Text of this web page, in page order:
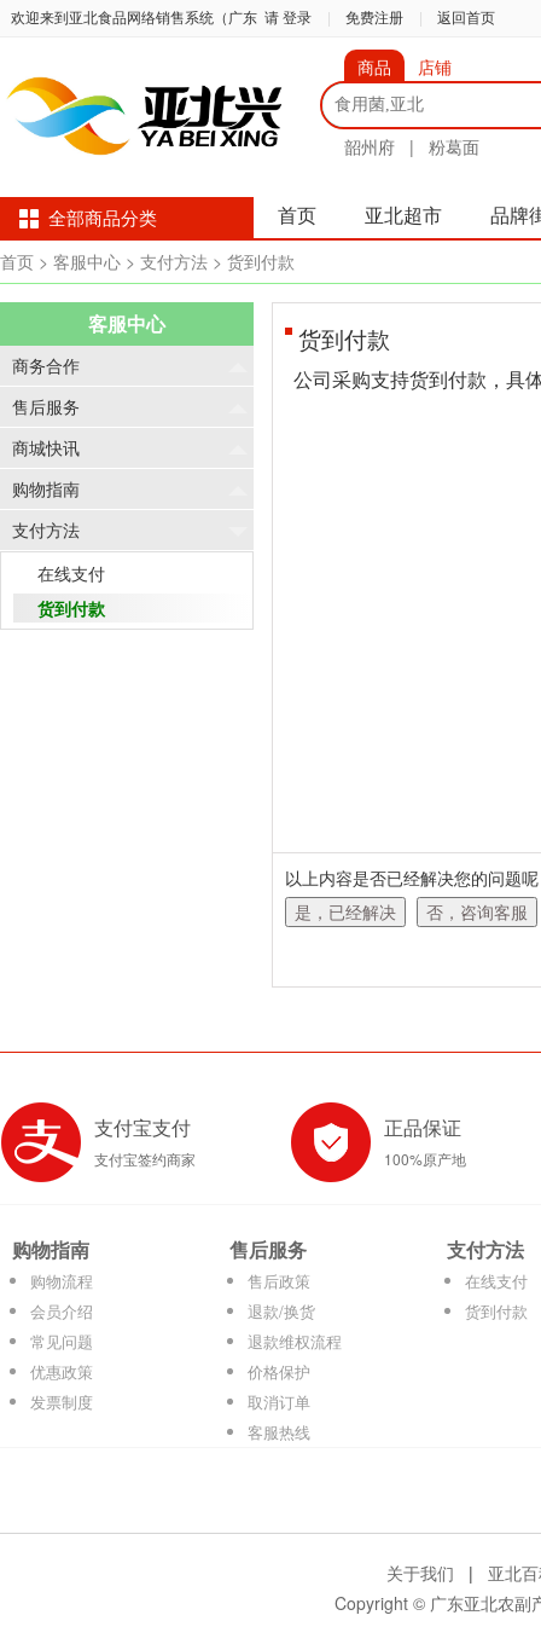
欢迎来到亚北食品网络销售系统（广东 请 登录 免费注册 返回首页
商品 店铺
韶州府 | 粉葛面
全部商品分类 首页 亚北超市 品牌
首页 > 客服中心 > 支付方法 > 货到付款
客服中心
商务合作
售后服务
商城快讯
购物指南
支付方法
在线支付
货到付款
货到付款
公司采购支持货到付款，具
以上内容是否已经解决您的问题
支付宝支付
支付宝签约商家
正品保证
100%原产地
购物指南
购物流程
会员介绍
常见问题
优惠政策
发票制度
售后服务
售后政策
退款/换货
退款维权流程
价格保护
取消订单
客服热线
支付方法
在线支付
货到付款
关于我们 | 亚北
Copyright © 广东亚北农副